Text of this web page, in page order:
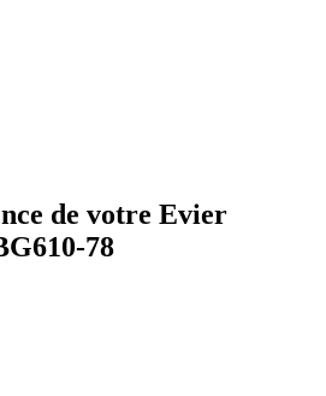
de votre Evier
78